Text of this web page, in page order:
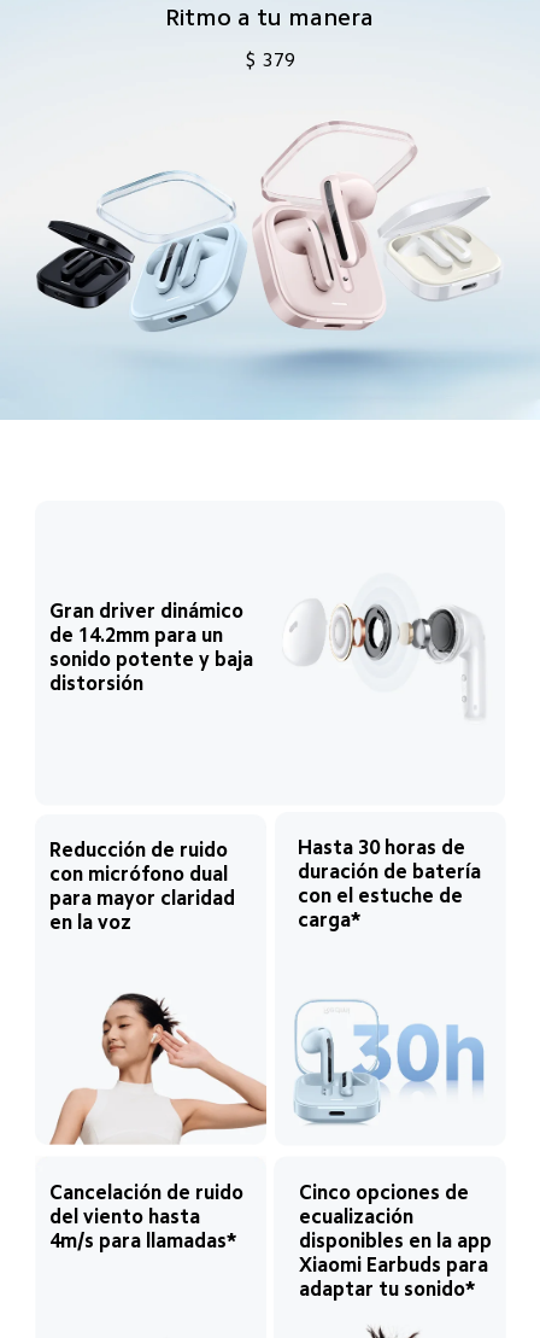
Ritmo a tu manera
$ 379
Gran driver dinámico
de 14.2mm para un
sonido potente y baja
distorsión
Reducción de ruido
con micrófono dual
para mayor claridad
en la voz
Hasta 30 horas de
duración de batería
con el estuche de
carga*
Cancelación de ruido
del viento hasta
4m/s para llamadas*
Cinco opciones de
ecualización
disponibles en la app
Xiaomi Earbuds para
adaptar tu sonido*